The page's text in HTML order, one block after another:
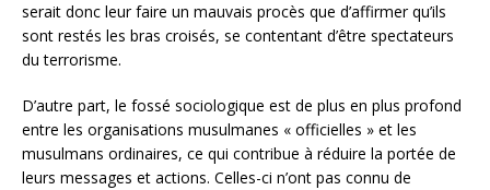
serait donc leur faire un mauvais procès que d’affirmer qu’ils
sont restés les bras croisés, se contentant d’être spectateurs
du terrorisme.
D’autre part, le fossé sociologique est de plus en plus profond
entre les organisations musulmanes « officielles » et les
musulmans ordinaires, ce qui contribue à réduire la portée de
leurs messages et actions. Celles-ci n’ont pas connu de